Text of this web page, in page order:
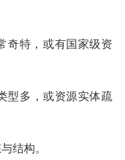
特，或有国家级资
多，或资源实体疏
结构。